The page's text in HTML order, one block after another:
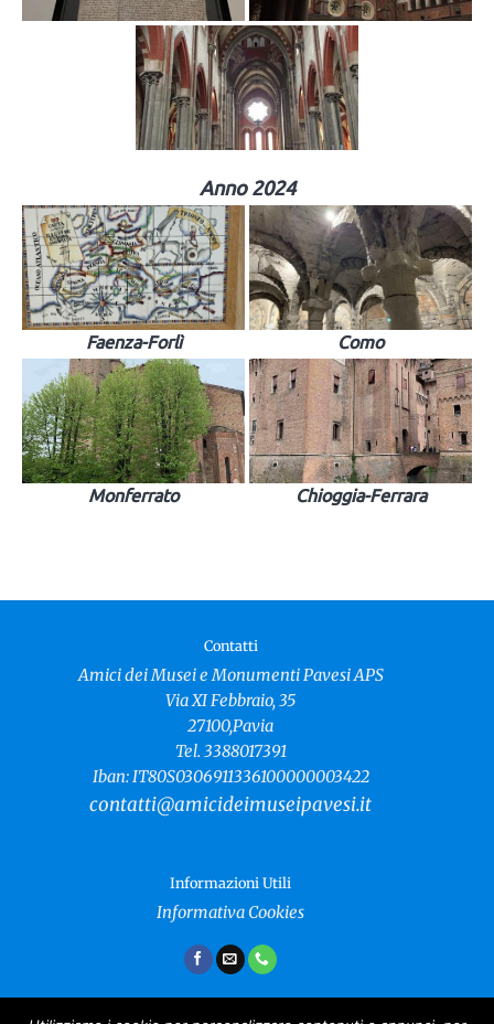
Anno 2024
Faenza-Forlì Como
Monferrato Chioggia-Ferrara
Contatti
Amici dei Musei e Monumenti Pavesi APS
Via XI Febbraio, 35
27100,Pavia
Tel. 3388017391
Iban: IT80S0306911336100000003422
contatti@amicideimuseipavesi.it
Informazioni Utili
Informativa Cookies